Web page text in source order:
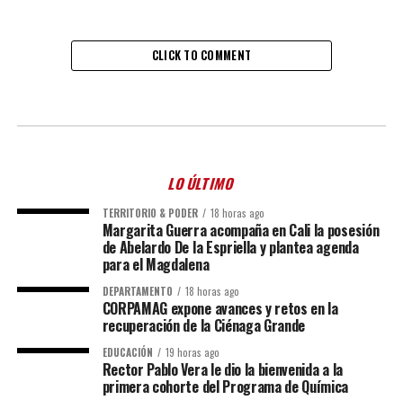
CLICK TO COMMENT
LO ÚLTIMO
TERRITORIO & PODER 18 horas ago
Margarita Guerra acompaña en Cali la posesión
de Abelardo De la Espriella y plantea agenda
para el Magdalena
DEPARTAMENTO 18 horas ago
CORPAMAG expone avances y retos en la
recuperación de la Ciénaga Grande
EDUCACIÓN 19 horas ago
Rector Pablo Vera le dio la bienvenida a la
primera cohorte del Programa de Química